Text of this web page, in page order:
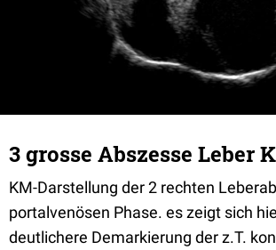
3 grosse Abszesse Leber
KM-Darstellung der 2 rechten
portalvenösen Phase. es zeigt sich
deutlichere Demarkierung der z.T.